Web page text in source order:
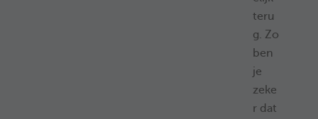
teru
g. Zo
ben
je
zeke
r dat